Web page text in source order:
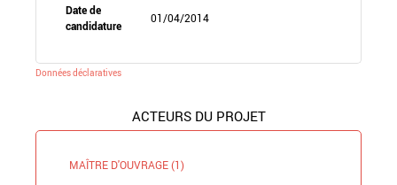
Date de
candidature
01/04/2014
Données déclaratives
ACTEURS DU PROJET
MAÎTRE D'OUVRAGE (1)